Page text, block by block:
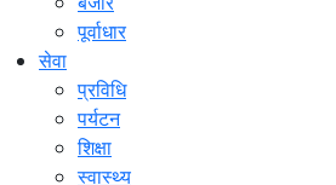
पूर्वाधार
सेवा
प्रविधि
पर्यटन
शिक्षा
स्वास्थ्य